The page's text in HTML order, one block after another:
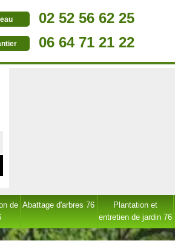
02 52 56 62 25
06 64 71 21 22
de Abattage d'arbres 76
Plantation et
entretien de jardin 76